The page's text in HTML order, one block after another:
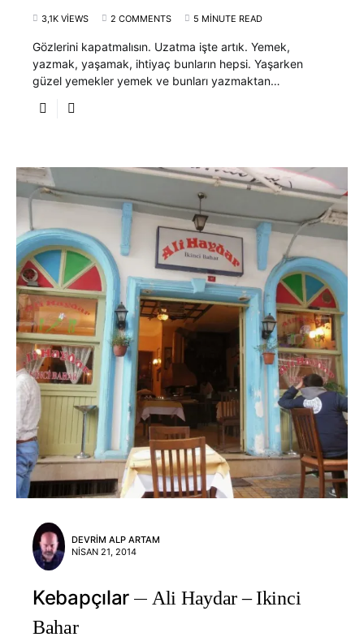
3,1K VIEWS 2 COMMENTS 5 MINUTE READ
Gözlerini kapatmalısın. Uzatma işte artık. Yemek,
yazmak, yaşamak, ihtiyaç bunların hepsi. Yaşarken
güzel yemekler yemek ve bunları yazmaktan…
DEVRIM ALP ARTAM
NISAN 21, 2014
Kebapçılar
Ali Haydar – Ikinci
Bahar